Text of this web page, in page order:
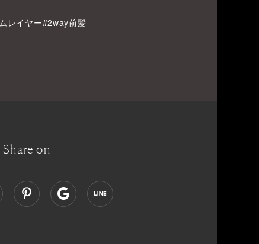
レイヤー#2way前髪
Share on